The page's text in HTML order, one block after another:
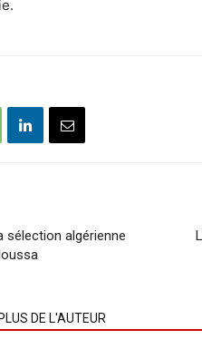
sélection algérienne
PLUS DE L'AUTEUR